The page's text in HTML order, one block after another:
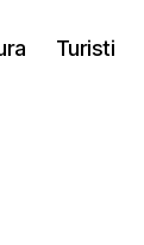
Turisti